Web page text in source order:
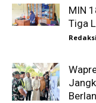
MIN
Tiga
Redaksi